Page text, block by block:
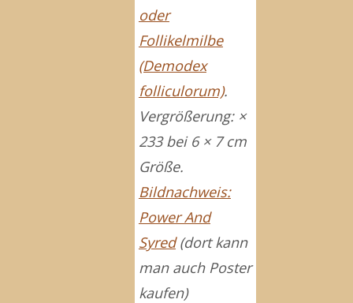
oder
Follikelmilbe
(Demodex
folliculorum).
Vergrößerung: ×
233 bei 6 × 7 cm
Größe.
Bildnachweis:
Power And
Syred(dort kann
man auch Poster
kaufen)